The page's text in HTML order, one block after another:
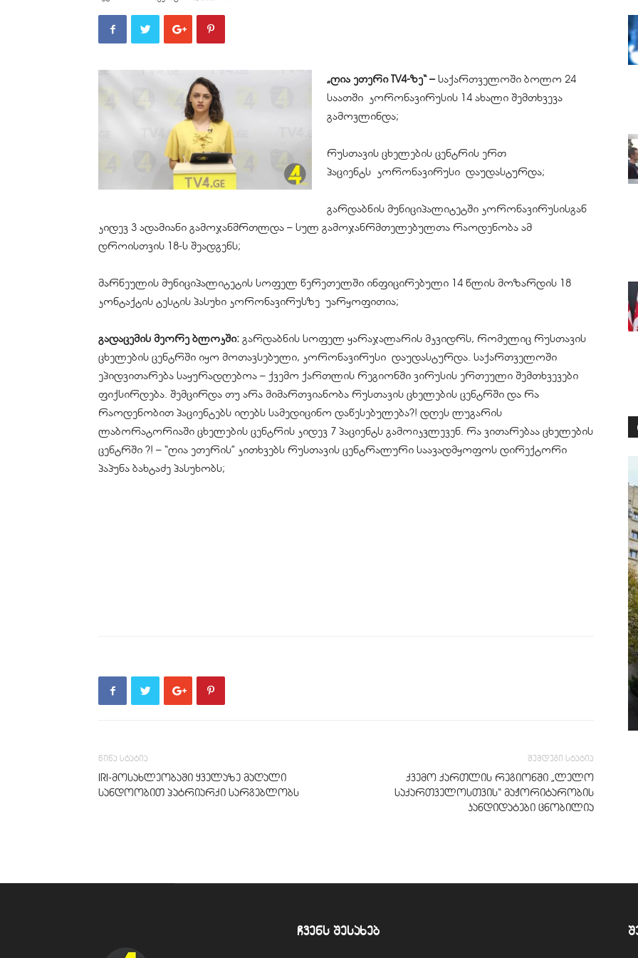
„ღია ეთერი TV4-ზე“ –საქართველოში ბოლო 24
საათში კორონავირუსის 14 ახალი შემთხვევა
გამოვლინდა;
რუსთავის ცხელების ცენტრის ერთ
პაციენტს კორონავირუსი დაუდასტურდა;
გარდაბნის მუნიციპალიტეტში კორონავირუსისგან
კიდევ 3 ადამიანი გამოჯანმრთლდა – სულ გამოჯანრმთელებულთა რაოდენობა ამ
დროისთვის 18-ს შეადგენს;
მარნეულის მუნიციპალიტეტის სოფელ წერეთელში ინფიცირებული 14 წლის მოზარდის 18
კონტაქტის ტესტის პასუხი კორონავირუსზე უარყოფითია;
გადაცემის მეორე ბლოკში: გარდაბნის სოფელ ყარაჯალარის მკვიდრს, რომელიც რუსთავის
ცხელების ცენტრში იყო მოთავსებული, კორონავირუსი დაუდასტურდა. საქართველოში
ეპიდვითარება საყურადღებოა – ქვემო ქართლის რეგიონში ვირუსის ერთეული შემთხვევები
ფიქსირდება. შემცირდა თუ არა მიმართვიანობა რუსთავის ცხელების ცენტრში და რა
რაოდენობით პაციენტებს იღებს სამედიცინო დაწესებულება?! დღეს ლუგარის
ლაბორატორიაში ცხელების ცენტრის კიდევ 7 პაციენტს გამოიკვლევენ. რა ვითარებაა ცხელების
ცენტრში ?! – “ღია ეთერის” კითხვებს რუსთავის ცენტრალური საავადმყოფოს დირექტორი
პაპუნა ბახტაძე პასუხობს;
წინა სტატია
IRI-მოსახლეობაში ყველაზე მაღალი
სანდოობით პატრიარქი სარგებლობს
შემდეგი სტატია
ქვემო ქართლის რეგიონში „ლელო
საქართველოსთვის“ მაჟორიტარობის
კანდიდატები ცნობილია
ჩვენს შესახებ